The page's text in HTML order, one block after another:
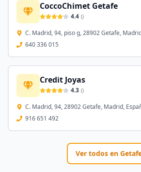
CoccoChimet Getafe
4.4 ()
C. Madrid, 94, piso g, 28902 Getafe,
640 336 015
Credit Joyas
4.3 ()
C. Madrid, 94, 28902 Getafe, Madrid,
916 651 492
Ver todos en